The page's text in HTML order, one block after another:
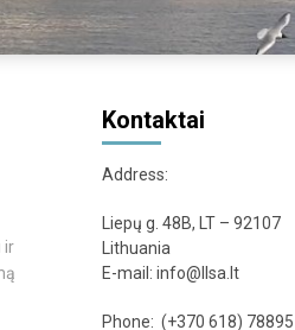
ir
Kontaktai
Address:
Liepų g. 48B, LT – 92107
Lithuania
E-mail: info@llsa.lt
Phone: (+370 618) 78895